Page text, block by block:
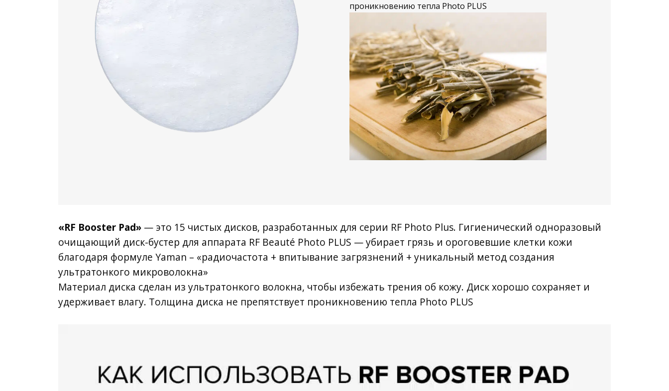
проникновению тепла Photo PLUS
«RF Booster Pad» — это 15 чистых дисков, разработанных для серии RF Photo Plus. Гигиенический одноразовый
очищающий диск-бустер для аппарата RF Beauté Photo PLUS — убирает грязь и ороговевшие клетки кожи
благодаря формуле Yaman – «радиочастота + впитывание загрязнений + уникальный метод создания
ультратонкого микроволокна»
Материал диска сделан из ультратонкого волокна, чтобы избежать трения об кожу. Диск хорошо сохраняет и
удерживает влагу. Толщина диска не препятствует проникновению тепла Photo PLUS